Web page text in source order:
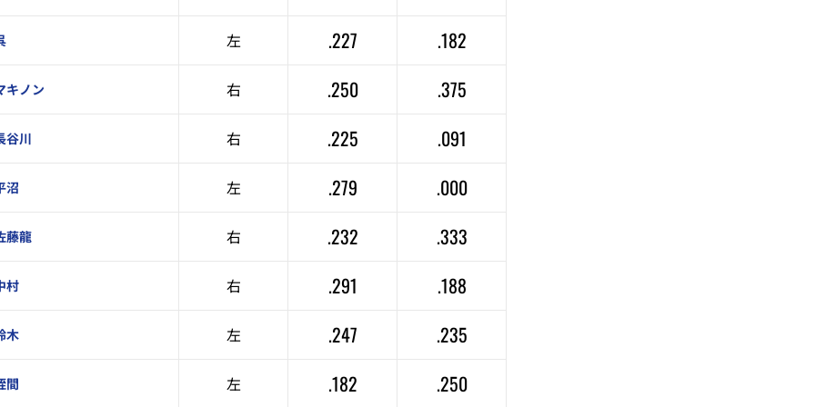
左 .227 .182
キノン 右 .250 .375
谷川 右 .225 .091
沼 左 .279 .000
藤龍 右 .232 .333
村 右 .291 .188
木 左 .247 .235
間 左 .182 .250